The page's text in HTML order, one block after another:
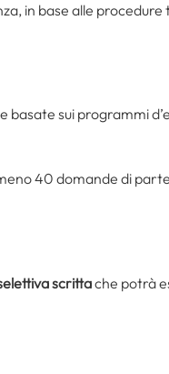
in base alle
basate sui programmi
40 domande di
scrittache potrà